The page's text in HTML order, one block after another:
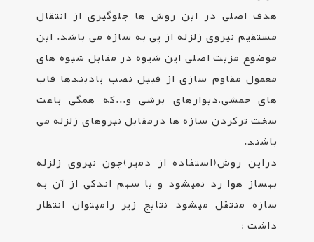
هدف اصلی در این روش ها جلوگیری از انتقال
مستقیم نیروی زلزله از پی به سازه می باشد. این
موضوع مزیت اصلی این شیوه در مقابل شیوه های
معمول مقاوم سازی از قبیل نصب بادبندها قاب‌
های خمشی،دیوارهای برشی و...که همگی باعث
سخت ترکردن سازه ها درمقابل نیروهای زلزله می
باشند.
دراین روش(استفاده از دمپر)چون نیروی زلزله
بهساز هوا رد نمیشود و یا سهم اندکی از آن به
سازه منتقل میشود نتایج زیر رامیتوان انتظار
داشت :